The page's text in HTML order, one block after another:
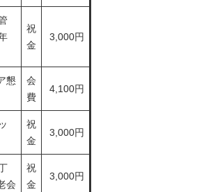
祝
金
3,000円
懇
会
費
4,100円
祝
金
3,000円
会
祝
金
3,000円